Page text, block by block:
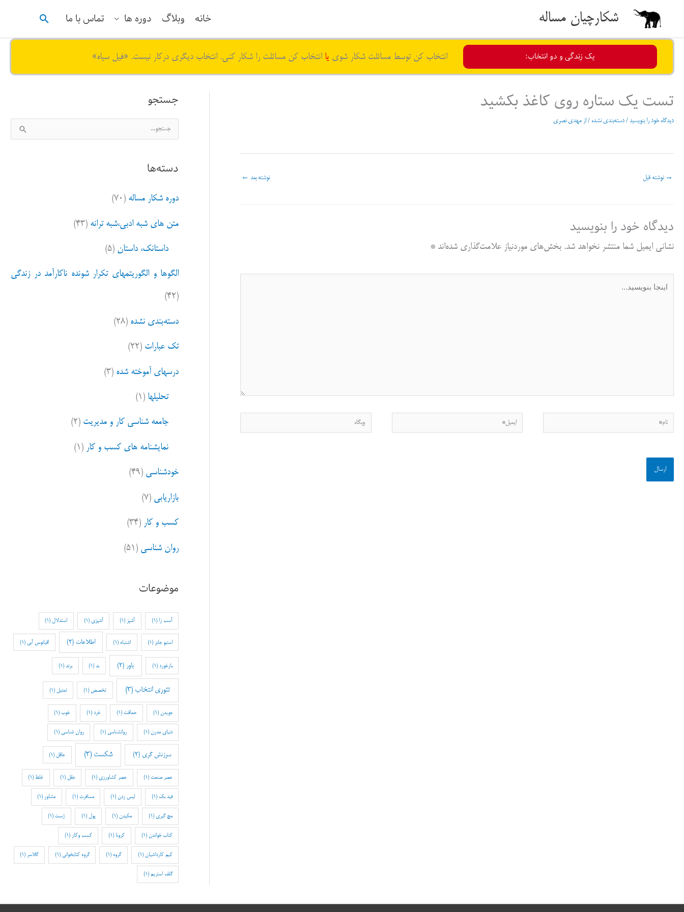
شکارچیان مساله خانه وبلاگ دوره ها تماس با ما جستجو
یک زندگی و دو انتخاب: انتخاب کن توسط مسائلت شکار شوی یا انتخاب کن مسائلت را شکار کنی. انتخاب دیگری درکار نیست. «فیل سیاه»
تست یک ستاره روی کاغذ بکشید
دیدگاه‌ خود را بنویسید / دسته‌بندی نشده / از مهدی نصری
→ نوشته قبل نوشته بعد ←
دیدگاه‌ خود را بنویسید
نشانی ایمیل شما منتشر نخواهد شد. بخش‌های موردنیاز علامت‌گذاری شده‌اند*
نام* ایمیل* وبگاه
جستجو
س
ج
ب
دسته‌ها
دوره شکار مساله (۷۰)
متن های شبه ادبی،شبه ترانه (۴۳)
داستانک، داستان (۵)
الگوها و الگوریتمهای تکرار شونده ناکارآمد در زندگی
(۴۲)
دسته‌بندی نشده (۲۸)
تک عبارات (۲۲)
درسهای آموخته شده (۳)
تحلیلها (۱)
جامعه شناسی کار و مدیریت (۲)
نمایشنامه های کسب و کار (۱)
خودشناسی (۴۹)
بازاریابی (۷)
کسب و کار (۳۴)
روان شناسی (۵۱)
موضوعات
آسب زا (1) آشپز (1) آشپزی (1) استدلال (1)
استیو جابز (1) اشتباه (1) اطلاعات (2) اقیانوس آبی (1)
بازخورد (1) باور (2) بد(1) برند (1)
تئوری انتخاب (3) تخصص (1) تمثیل (1)
جویدن (1) حماقت(1) خرد (1) خوب(1)
دنیای مدرن (1) روانشناسی (1) روان شناسی (1)
سرزنش گری (2) شکست (3) عاقل (1)
عصر صنعت (1) عصر کشاورزی(1) عقل (1) غلط (1)
فید بک (1) لیس زدن (1) مسافرت (1) مشاور (1)
مچ گیری (1) مکیدن (1) پول (1) ژست(1)
کتاب خواندن (1) کرونا (1) کسب وکار (1)
کیم کارداشیان (1) گروه (1) گروه کتابخوانی (1) گلاسر (1)
گلف استریم (1)